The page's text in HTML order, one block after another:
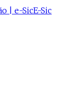
| e-SicE-Sic